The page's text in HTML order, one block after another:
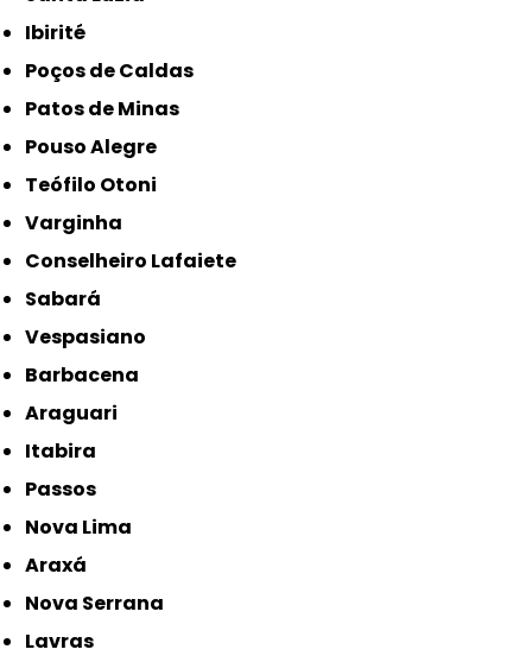
Ibirité
Poços de Caldas
Patos de Minas
Pouso Alegre
Teófilo Otoni
Varginha
Conselheiro Lafaiete
Sabará
Vespasiano
Barbacena
Araguari
Itabira
Passos
Nova Lima
Araxá
Nova Serrana
Lavras